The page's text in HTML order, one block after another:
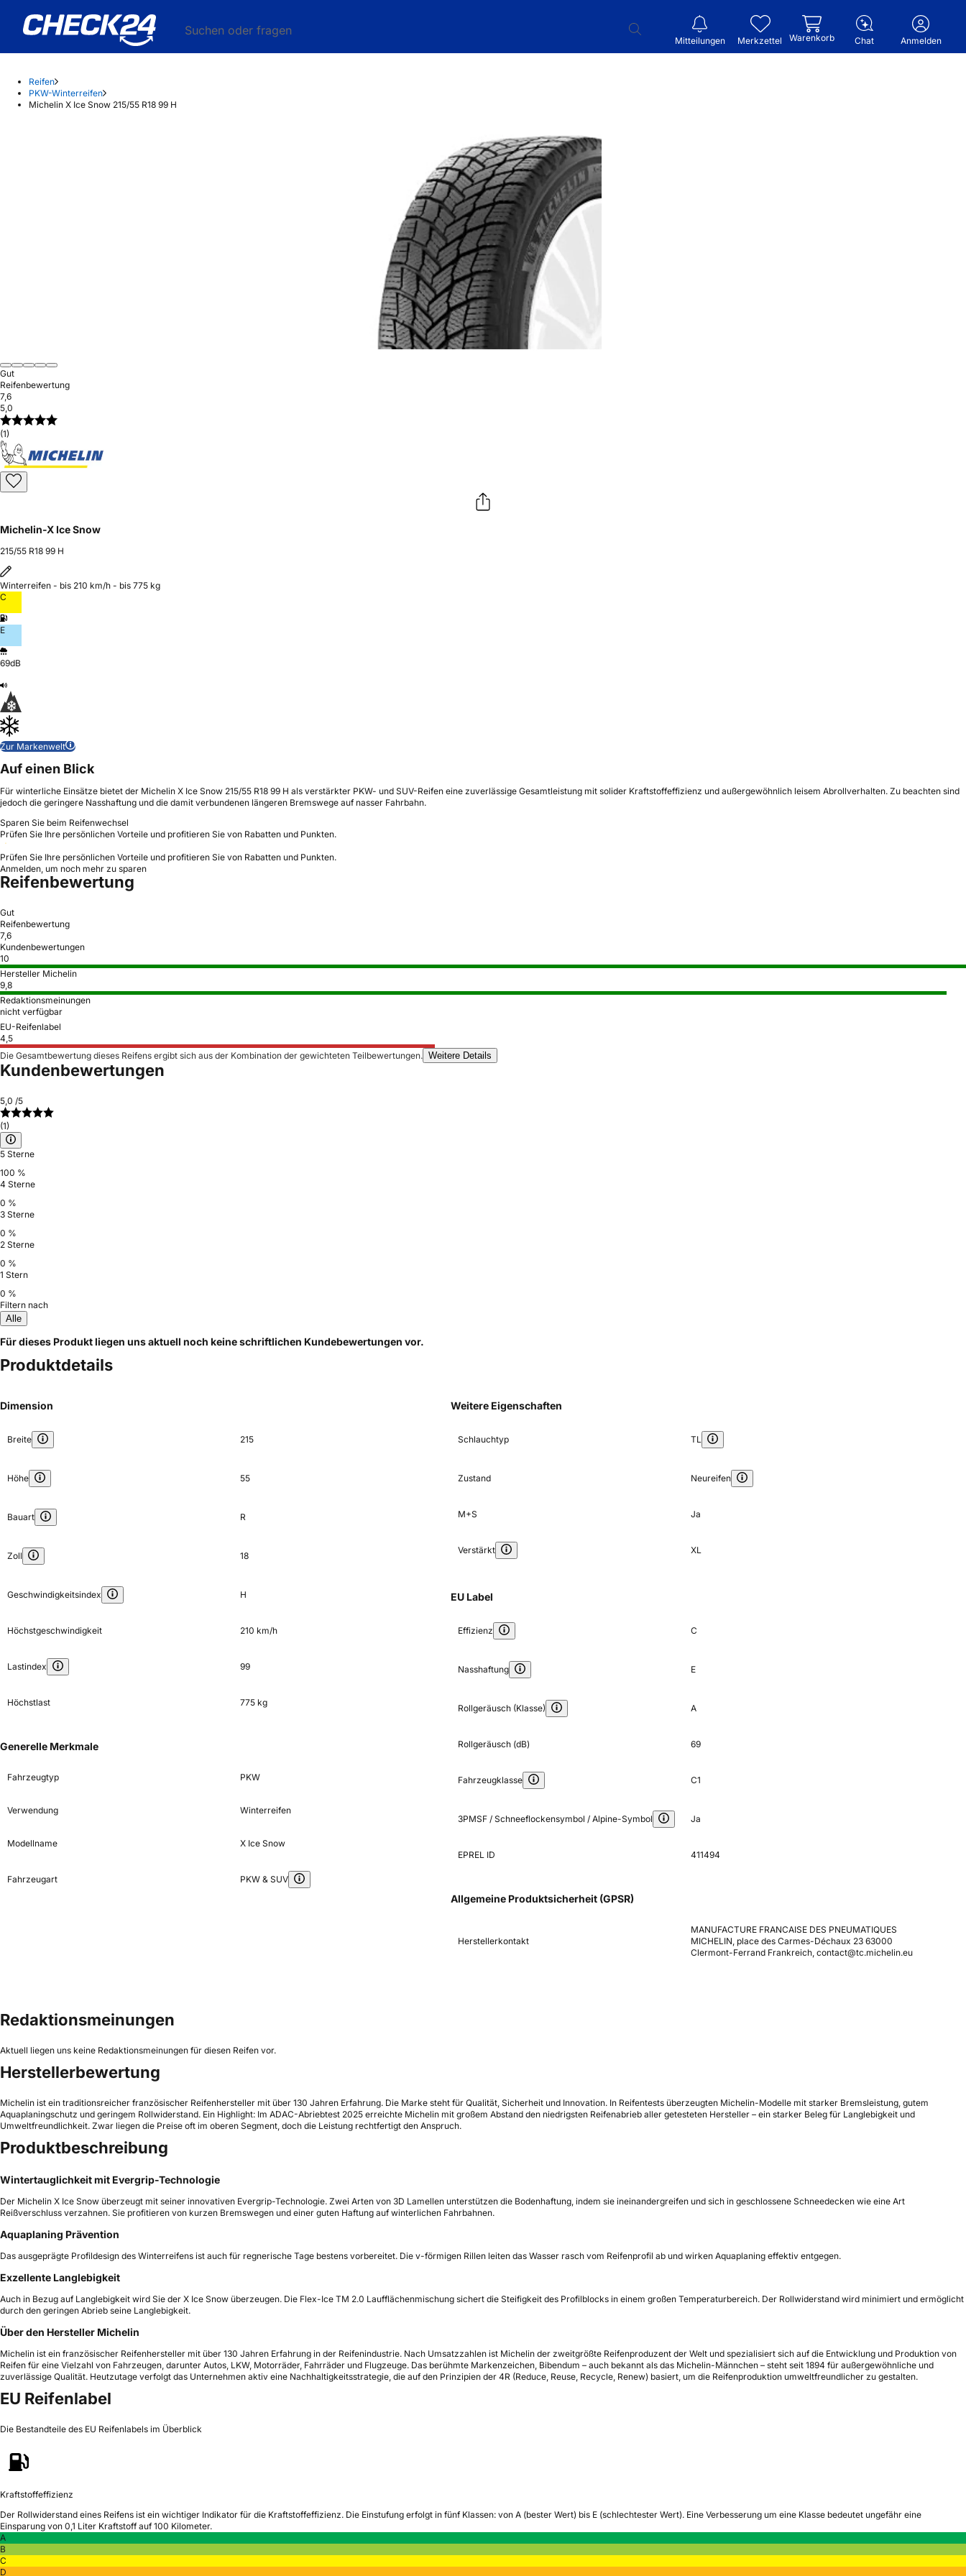
Suchen oder fragen
Mitteilungen Merkzettel Warenkorb Chat Anmelden
Reifen
PKW-Winterreifen
Michelin X Ice Snow 215/55 R18 99 H
Gut
Reifenbewertung
7,6
5,0
(1)
Michelin-X Ice Snow
215/55 R18 99 H
Winterreifen - bis 210 km/h - bis 775 kg
C
E
69dB
Zur Markenwelt
Auf einen Blick
Für winterliche Einsätze bietet der Michelin X Ice Snow 215/55 R18 99 H als verstärkter PKW- und SUV-Reifen eine zuverlässige Gesamtleistung mit solider Kraftstoffeffizienz und außergewöhnlich leisem Abrollverhalten. Zu beachten sind
jedoch die geringere Nasshaftung und die damit verbundenen längeren Bremswege auf nasser Fahrbahn.
Sparen Sie beim Reifenwechsel
Prüfen Sie Ihre persönlichen Vorteile und profitieren Sie von Rabatten und Punkten.
Prüfen Sie Ihre persönlichen Vorteile und profitieren Sie von Rabatten und Punkten.
Anmelden, um noch mehr zu sparen
Reifenbewertung
Gut
Reifenbewertung
7,6
Kundenbewertungen
10
Hersteller Michelin
9,8
Redaktionsmeinungen
nicht verfügbar
EU-Reifenlabel
4,5
Die Gesamtbewertung dieses Reifens ergibt sich aus der Kombination der gewichteten Teilbewertungen. Weitere Details
Kundenbewertungen
5,0 /5
(1)
5 Sterne
100 %
4 Sterne
0 %
3 Sterne
0 %
2 Sterne
0 %
1 Stern
0 %
Filtern nach
Alle
Für dieses Produkt liegen uns aktuell noch keine schriftlichen Kundebewertungen vor.
Produktdetails
Dimension
Breite 215
Höhe 55
Bauart R
Zoll 18
Geschwindigkeitsindex H
Höchstgeschwindigkeit 210 km/h
Lastindex 99
Höchstlast 775 kg
Generelle Merkmale
Fahrzeugtyp PKW
Verwendung Winterreifen
Modellname X Ice Snow
Fahrzeugart PKW & SUV
Weitere Eigenschaften
Schlauchtyp TL
Zustand Neureifen
M+S Ja
Verstärkt XL
EU Label
Effizienz C
Nasshaftung E
Rollgeräusch (Klasse) A
Rollgeräusch (dB) 69
Fahrzeugklasse C1
3PMSF / Schneeflockensymbol / Alpine-Symbol Ja
EPREL ID 411494
Allgemeine Produktsicherheit (GPSR)
Herstellerkontakt
MANUFACTURE FRANCAISE DES PNEUMATIQUES
MICHELIN, place des Carmes-Déchaux 23 63000
Clermont-Ferrand Frankreich, contact@tc.michelin.eu
Redaktionsmeinungen
Aktuell liegen uns keine Redaktionsmeinungen für diesen Reifen vor.
Herstellerbewertung
Michelin ist ein traditionsreicher französischer Reifenhersteller mit über 130 Jahren Erfahrung. Die Marke steht für Qualität, Sicherheit und Innovation. In Reifentests überzeugten Michelin-Modelle mit starker Bremsleistung, gutem
Aquaplaningschutz und geringem Rollwiderstand. Ein Highlight: Im ADAC-Abriebtest 2025 erreichte Michelin mit großem Abstand den niedrigsten Reifenabrieb aller getesteten Hersteller – ein starker Beleg für Langlebigkeit und
Umweltfreundlichkeit. Zwar liegen die Preise oft im oberen Segment, doch die Leistung rechtfertigt den Anspruch.
Produktbeschreibung
Wintertauglichkeit mit Evergrip-Technologie
Der Michelin X Ice Snow überzeugt mit seiner innovativen Evergrip-Technologie. Zwei Arten von 3D Lamellen unterstützen die Bodenhaftung, indem sie ineinandergreifen und sich in geschlossene Schneedecken wie eine Art
Reißverschluss verzahnen. Sie profitieren von kurzen Bremswegen und einer guten Haftung auf winterlichen Fahrbahnen.
Aquaplaning Prävention
Das ausgeprägte Profildesign des Winterreifens ist auch für regnerische Tage bestens vorbereitet. Die v-förmigen Rillen leiten das Wasser rasch vom Reifenprofil ab und wirken Aquaplaning effektiv entgegen.
Exzellente Langlebigkeit
Auch in Bezug auf Langlebigkeit wird Sie der X Ice Snow überzeugen. Die Flex-Ice TM 2.0 Laufflächenmischung sichert die Steifigkeit des Profilblocks in einem großen Temperaturbereich. Der Rollwiderstand wird minimiert und ermöglicht
durch den geringen Abrieb seine Langlebigkeit.
Über den Hersteller Michelin
Michelin ist ein französischer Reifenhersteller mit über 130 Jahren Erfahrung in der Reifenindustrie. Nach Umsatzzahlen ist Michelin der zweitgrößte Reifenproduzent der Welt und spezialisiert sich auf die Entwicklung und Produktion von
Reifen für eine Vielzahl von Fahrzeugen, darunter Autos, LKW, Motorräder, Fahrräder und Flugzeuge. Das berühmte Markenzeichen, Bibendum – auch bekannt als das Michelin-Männchen – steht seit 1894 für außergewöhnliche und
zuverlässige Qualität. Heutzutage verfolgt das Unternehmen aktiv eine Nachhaltigkeitsstrategie, die auf den Prinzipien der 4R (Reduce, Reuse, Recycle, Renew) basiert, um die Reifenproduktion umweltfreundlicher zu gestalten.
EU Reifenlabel
Die Bestandteile des EU Reifenlabels im Überblick
Kraftstoffeffizienz
Der Rollwiderstand eines Reifens ist ein wichtiger Indikator für die Kraftstoffeffizienz. Die Einstufung erfolgt in fünf Klassen: von A (bester Wert) bis E (schlechtester Wert). Eine Verbesserung um eine Klasse bedeutet ungefähr eine
Einsparung von 0,1 Liter Kraftstoff auf 100 Kilometer.
A
B
C
D